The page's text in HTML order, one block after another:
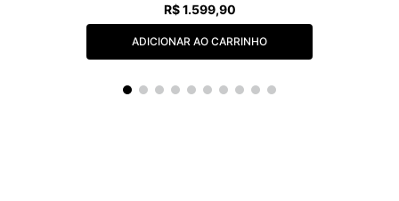
R$ 1.599,90
ADICIONAR AO CARRINHO